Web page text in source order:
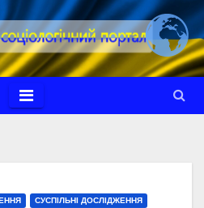
СУСПІЛЬНІ ДОСЛІДЖЕННЯ